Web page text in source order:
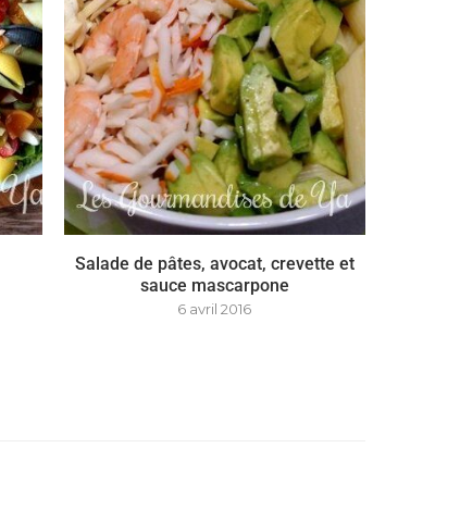
Salade de pâtes, avocat, crevette et
sauce mascarpone
6 avril 2016